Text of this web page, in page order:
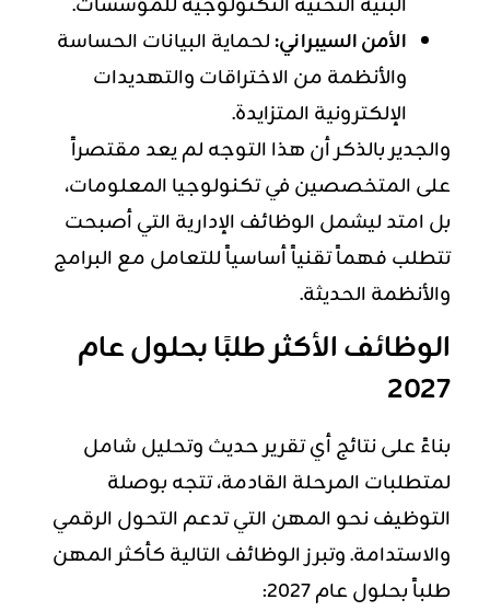
الأمن السيبراني:لحماية البيانات الحساسة
والأنظمة من الاختراقات والتهديدات
الإلكترونية المتزايدة.
والجدير بالذكر أن هذا التوجه لم يعد مقتصراً
على المتخصصين في تكنولوجيا المعلومات،
بل امتد ليشمل الوظائف الإدارية التي أصبحت
تتطلب فهماً تقنياً أساسياً للتعامل مع البرامج
والأنظمة الحديثة.
الوظائف الأكثر طلبًا بحلول عام
2027
بناءً على نتائج أي تقرير حديث وتحليل شامل
لمتطلبات المرحلة القادمة، تتجه بوصلة
التوظيف نحو المهن التي تدعم التحول الرقمي
والاستدامة. وتبرز الوظائف التالية كأكثر المهن
طلباً بحلول عام 2027: